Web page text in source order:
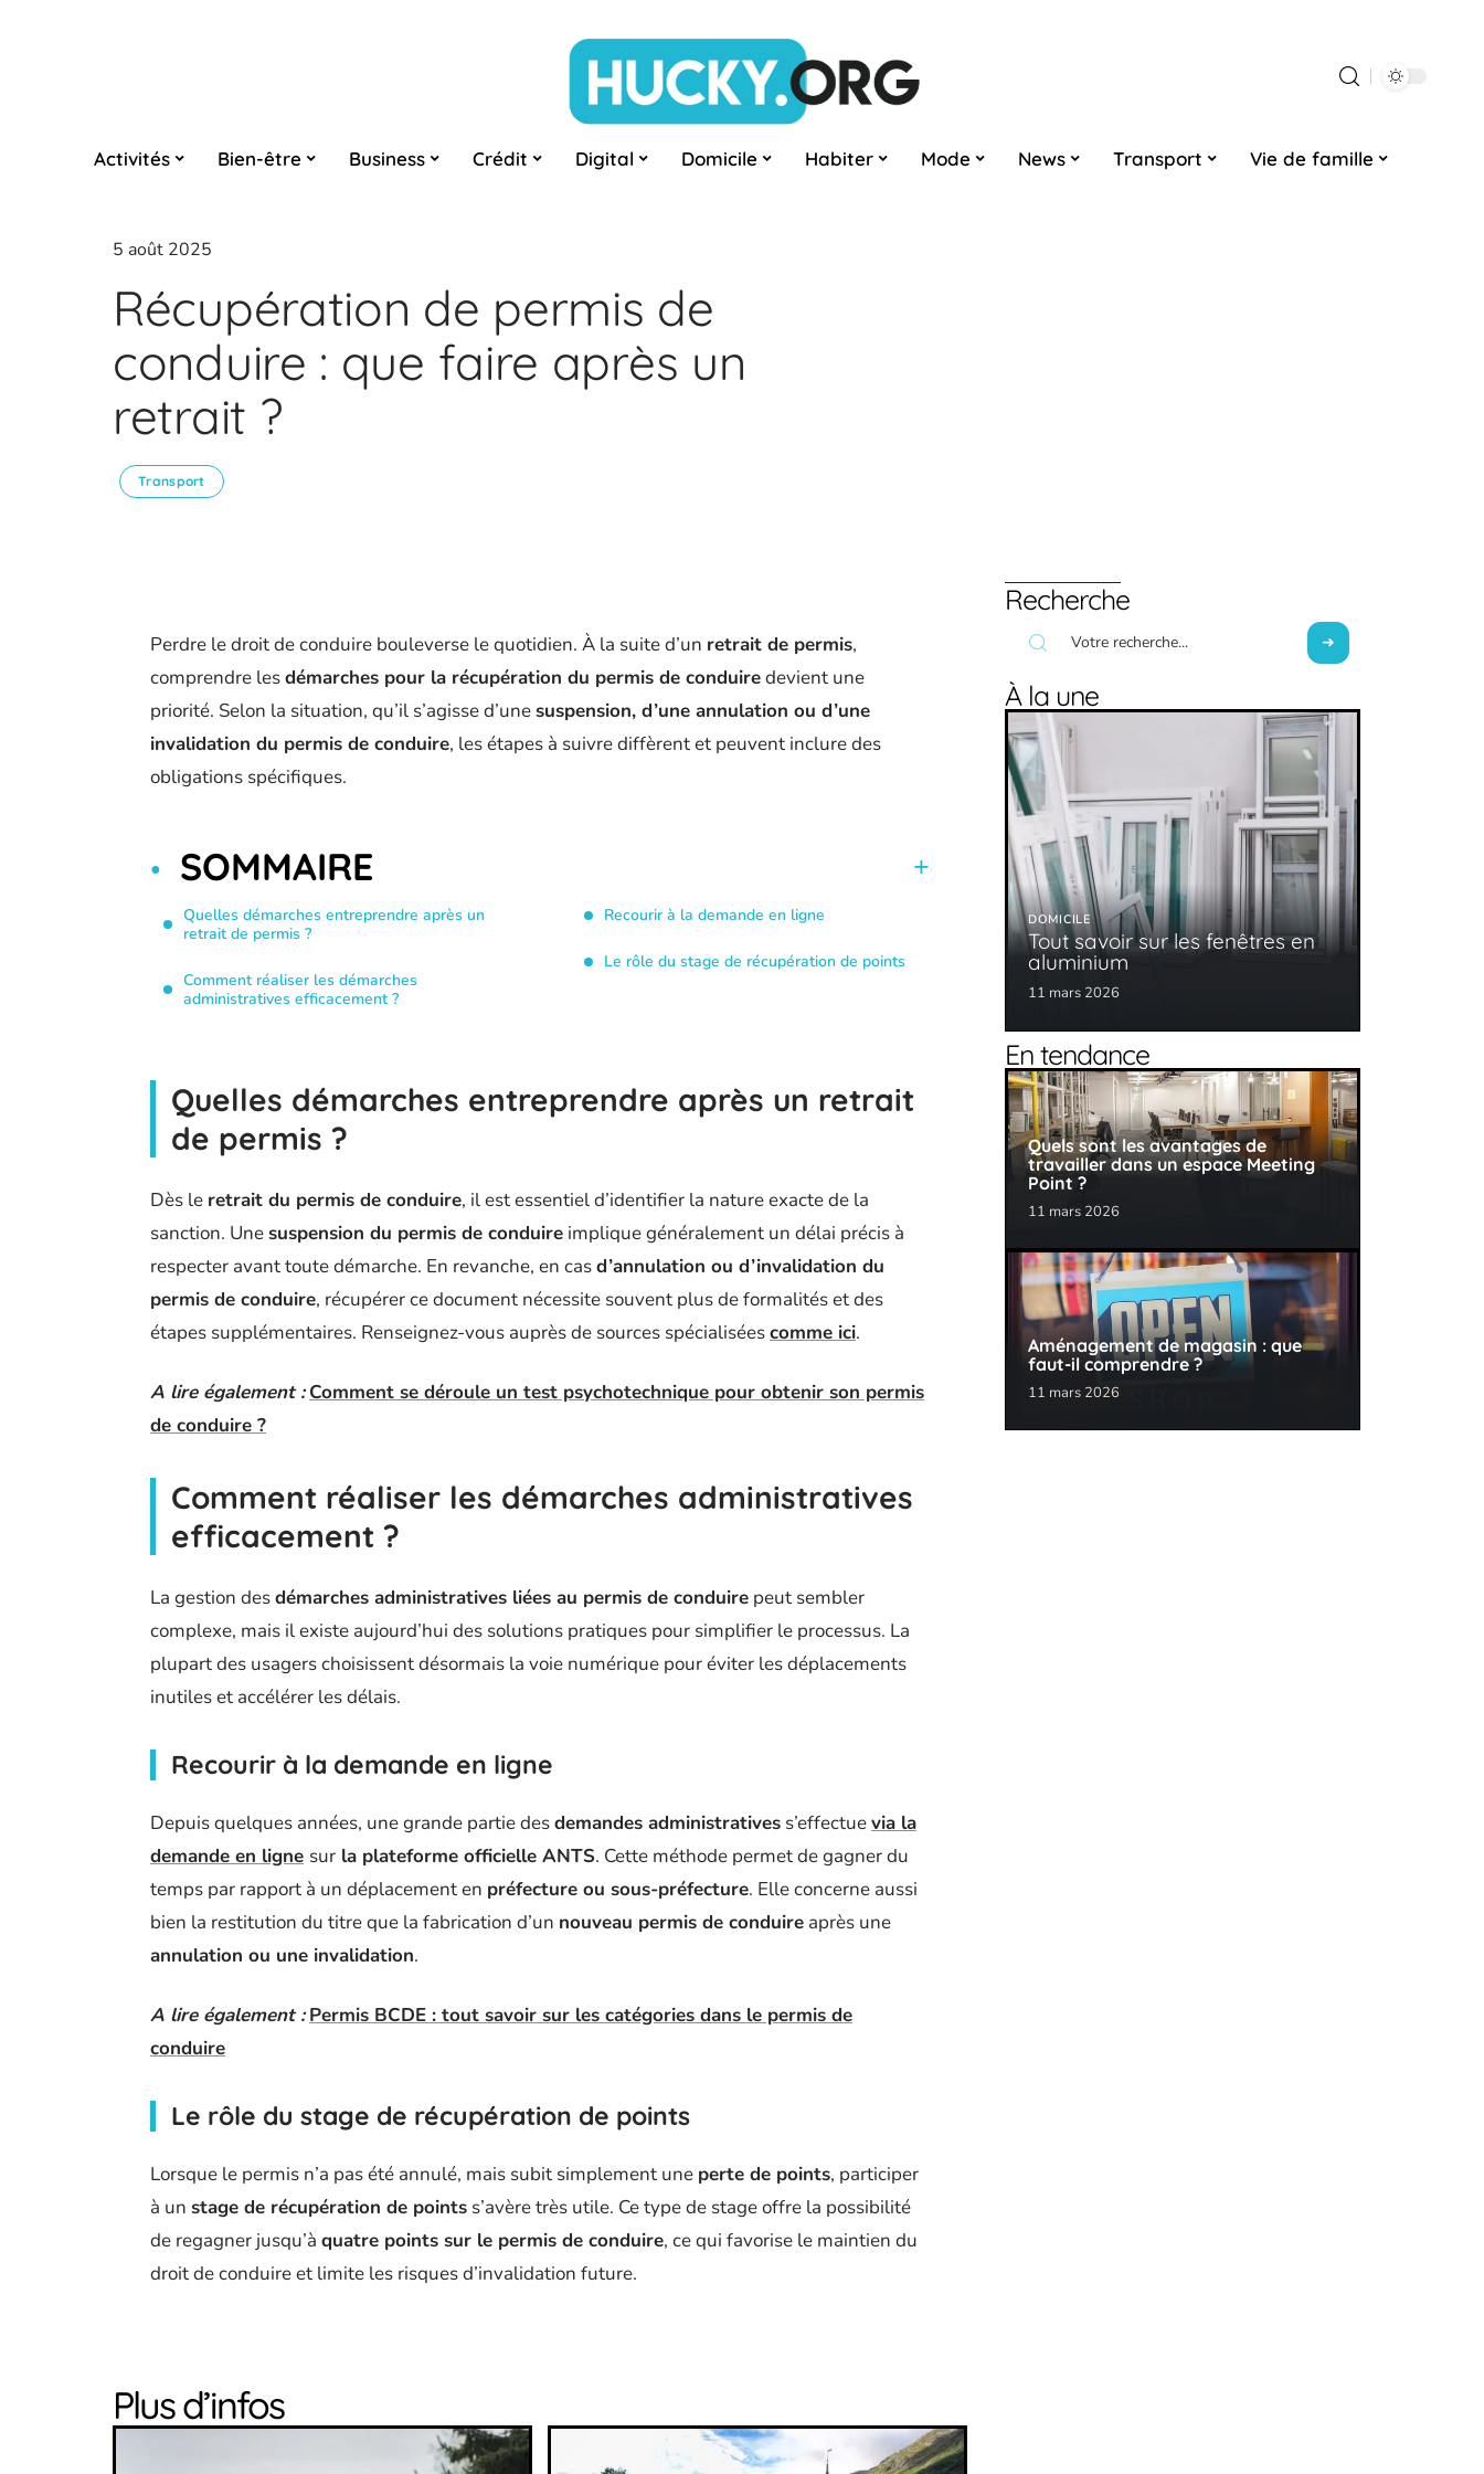
Activités Bien-être Business Crédit Digital Domicile Habiter Mode News Transport Vie de famille
5 août 2025
Récupération de permis de
conduire : que faire après un
retrait ?
Transport
Perdre le droit de conduire bouleverse le quotidien. À la suite d’un retrait de permis,
comprendre lesdémarches pour la récupération du permis de conduiredevient une
priorité. Selon la situation, qu’il s’agisse d’unesuspension, d’une annulation ou d’une
invalidation du permis de conduire, les étapes à suivre diffèrent et peuvent inclure des
obligations spécifiques.
SOMMAIRE
Quelles démarches entreprendre après un
retrait de permis ?
Comment réaliser les démarches
administratives efficacement ?
Recourir à la demande en ligne
Le rôle du stage de récupération de points
Quelles démarches entreprendre après un retrait
de permis ?
Dès le retrait du permis de conduire, il est essentiel d’identifier la nature exacte de la
sanction. Unesuspension du permis de conduire implique généralement un délai précis à
respecter avant toute démarche. En revanche, en casd’annulation ou d’invalidation du
permis de conduire, récupérer ce document nécessite souvent plus de formalités et des
étapes supplémentaires. Renseignez-vous auprès de sources spécialiséescomme ici.
A lire également : Comment se déroule un test psychotechnique pour obtenir son permis
de conduire ?
Comment réaliser les démarches administratives
efficacement ?
La gestion desdémarches administratives liées au permis de conduire peut sembler
complexe, mais il existe aujourd’hui des solutions pratiques pour simplifier le processus. La
plupart des usagers choisissent désormais la voie numérique pour éviter les déplacements
inutiles et accélérer les délais.
Recourir à la demande en ligne
Depuis quelques années, une grande partie desdemandes administratives s’effectuevia la
demande en ligne sur la plateforme officielle ANTS. Cette méthode permet de gagner du
temps par rapport à un déplacement en préfecture ou sous-préfecture. Elle concerne aussi
bien la restitution du titre que la fabrication d’un nouveau permis de conduire après une
annulation ou une invalidation.
A lire également : Permis BCDE : tout savoir sur les catégories dans le permis de
conduire
Le rôle du stage de récupération de points
Lorsque le permis n’a pas été annulé, mais subit simplement une perte de points, participer
à un stage de récupération de points s’avère très utile. Ce type de stage offre la possibilité
de regagner jusqu’à quatre points sur le permis de conduire, ce qui favorise le maintien du
droit de conduire et limite les risques d’invalidation future.
Plus d’infos
Recherche
À la une
DOMICILE
Tout savoir sur les fenêtres en
aluminium
11 mars 2026
En tendance
Quels sont les avantages de
travailler dans un espace Meeting
Point ?
11 mars 2026
Aménagement de magasin : que
faut-il comprendre ?
11 mars 2026